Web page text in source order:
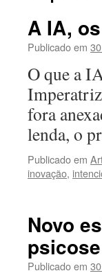
A IA,
Publicado em
O que a
fora
lenda, o
Publicado em
inovação,
Novo
psicose
Publicado em